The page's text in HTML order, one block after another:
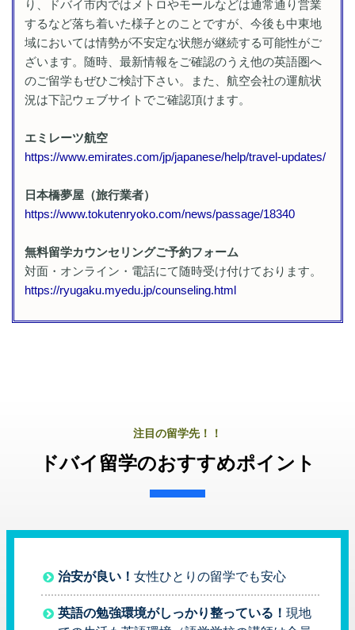
り、ドバイ市内ではメトロやモールなどは通常通り営業
するなど落ち着いた様子とのことですが、今後も中東地
域においては情勢が不安定な状態が継続する可能性がご
ざいます。随時、最新情報をご確認のうえ他の英語圏へ
のご留学もぜひご検討下さい。また、航空会社の運航状
況は下記ウェブサイトでご確認頂けます。
エミレーツ航空
https://www.emirates.com/jp/japanese/help/travel-updates/
日本橋夢屋（旅行業者）
https://www.tokutenryoko.com/news/passage/18340
無料留学カウンセリングご予約フォーム
対面・オンライン・電話にて随時受け付けております。
https://ryugaku.myedu.jp/counseling.html
注目の留学先！！
ドバイ留学のおすすめポイント
治安が良い！女性ひとりの留学でも安心
英語の勉強環境がしっかり整っている！現地